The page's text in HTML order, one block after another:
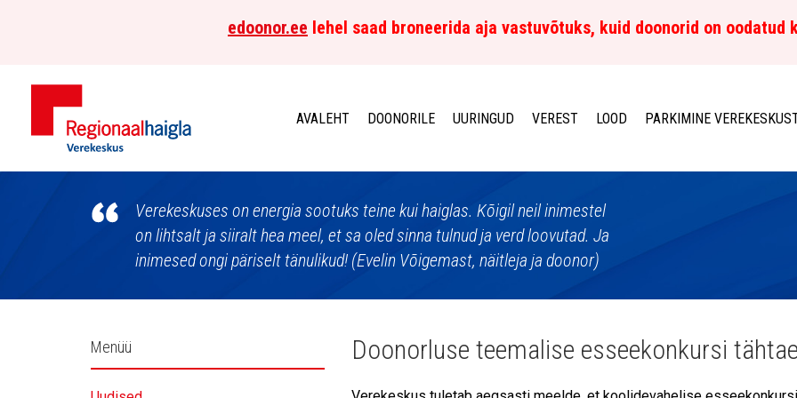
edoonor.ee lehel saad broneerida aja vastuvõtuks, kuid doonorid on oodatud
Põhja-
Regionaalhaigla
Verekeskus
AVALEHT DOONORILE UURINGUD VEREST LOOD PARKIMINE
Verekeskuses on energia sootuks teine kui haiglas. Kõigil neil inimestel
on lihtsalt ja siiralt hea meel, et sa oled sinna tulnud ja verd loovutad. Ja
inimesed ongi päriselt tänulikud! (Evelin Võigemast, näitleja ja doonor)
Külgpaani
navigatsioon
Menüü Doonorluse teemalise esseekonkursi